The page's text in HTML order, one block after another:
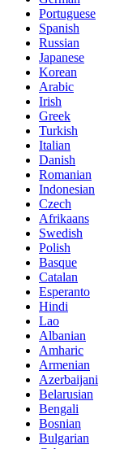
Portuguese
Spanish
Russian
Japanese
Korean
Arabic
Irish
Greek
Turkish
Italian
Danish
Romanian
Indonesian
Czech
Afrikaans
Swedish
Polish
Basque
Catalan
Esperanto
Hindi
Lao
Albanian
Amharic
Armenian
Azerbaijani
Belarusian
Bengali
Bosnian
Bulgarian